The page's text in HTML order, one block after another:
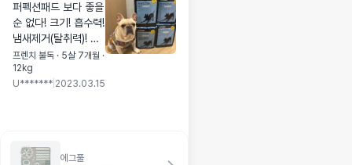
네요. 다만 아쉬운 점
은 사이즈가 조금 크
네요. 1 cm X 0.8c
m 정도 되는것같아
요. 초소형견 키우시
퍼펙션패드 보다 좋을
순 없다! 크기! 흡수력!
냄새제거(탈취력)! 내
구성(안찢어짐)! 이 모
든것을 만족 시켜줍니
다 너무너무 잘 사용
프렌치 불독 · 5살 7개월 ·
12kg
U******* 2023.03.15
에그풀